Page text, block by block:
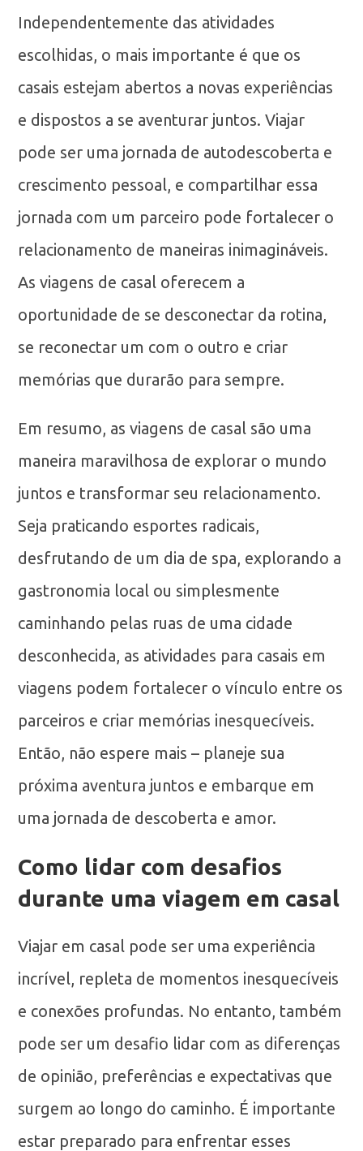
Independentemente das atividades
escolhidas, o mais importante é que os
casais estejam abertos a novas experiências
e dispostos a se aventurar juntos. Viajar
pode ser uma jornada de autodescoberta e
crescimento pessoal, e compartilhar essa
jornada com um parceiro pode fortalecer o
relacionamento de maneiras inimagináveis.
As viagens de casal oferecem a
oportunidade de se desconectar da rotina,
se reconectar um com o outro e criar
memórias que durarão para sempre.
Em resumo, as viagens de casal são uma
maneira maravilhosa de explorar o mundo
juntos e transformar seu relacionamento.
Seja praticando esportes radicais,
desfrutando de um dia de spa, explorando a
gastronomia local ou simplesmente
caminhando pelas ruas de uma cidade
desconhecida, as atividades para casais em
viagens podem fortalecer o vínculo entre os
parceiros e criar memórias inesquecíveis.
Então, não espere mais – planeje sua
próxima aventura juntos e embarque em
uma jornada de descoberta e amor.
Como lidar com desafios
durante uma viagem em casal
Viajar em casal pode ser uma experiência
incrível, repleta de momentos inesquecíveis
e conexões profundas. No entanto, também
pode ser um desafio lidar com as diferenças
de opinião, preferências e expectativas que
surgem ao longo do caminho. É importante
estar preparado para enfrentar esses